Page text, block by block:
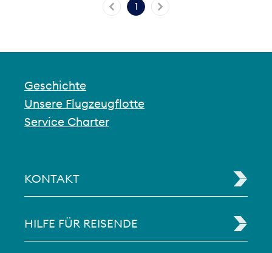
1
Geschichte
Unsere Flugzeugflotte
Service Charter
KONTAKT
HILFE FÜR REISENDE